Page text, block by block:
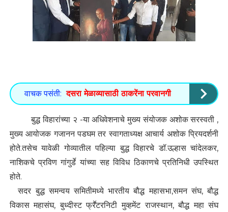
वाचक पसंती: दसरा मेळाव्यासाठी ठाकरेंना परवानगी
बुद्ध विहारांच्या २ -या अधिवेशनाचे मुख्य संयोजक अशोक सरस्वती ,
मुख्य आयोजक गजानन पडघम तर स्वागताध्यक्ष आचार्य अशोक प्रियदर्शनी
होते.तसेच यावेळी गोव्यातील पहिल्या बुद्ध विहारचे डॉ.उल्हास चांदेलकर,
नाशिकचे प्रविण गांगुर्डे यांच्या सह विविध ठिकाणचे प्रतिनिधी उपस्थित
होते.
सदर बुद्ध समन्वय समितीमध्ये भारतीय बौद्ध महासभा,समन संघ, बौद्ध
विकास महासंघ, बुध्दीस्ट फ्रॕटरनिटी मुव्हमेंट राजस्थान, बौद्ध महा संघ